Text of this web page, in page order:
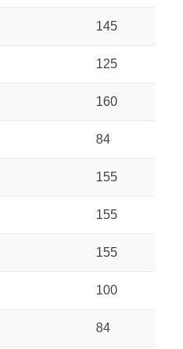
145
125
160
84
155
155
155
100
84